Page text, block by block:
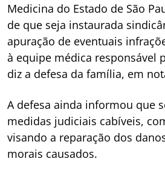
Medicina do Estado de São
de que seja instaurada
apuração de eventuais
à equipe médica responsável
diz a defesa da família, em
A defesa ainda informou que
medidas judiciais cabíveis,
visando a reparação dos
morais causados.